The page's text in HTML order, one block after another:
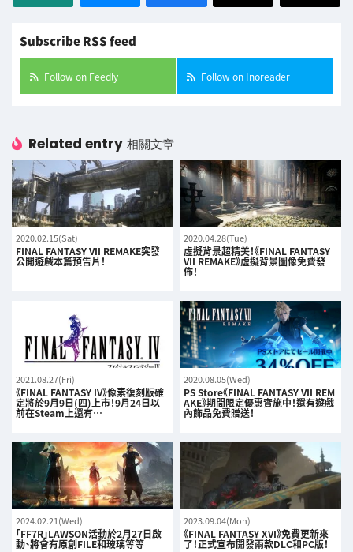
Subscribe RSS feed
Follow on Feedly Follow on Inoreader
Related entry 相關文章
2020.02.15(Sat)
FINAL FANTASY VII REMAKE突發
公開遊戲本篇預告片！
2020.04.28(Tue)
虛擬背景超精美！《FINAL FANTASY
VII REMAKE》虛擬背景圖像免費發
佈！
2021.08.27(Fri)
《FINAL FANTASY IV》像素復刻版確
定將於9月9日(四)上市！9月24日以
前在Steam上還有…
2020.08.05(Wed)
PS Store《FINAL FANTASY VII REM
AKE》期間限定優惠實施中！還有遊戲
內飾品免費贈送！
2024.02.21(Wed)
「FF7R」LAWSON活動於2月27日啟
動、將會有原創FILE和玻璃等等
2023.09.04(Mon)
《FINAL FANTASY XVI》免費更新來
了！正式宣布開發兩款DLC和PC版！